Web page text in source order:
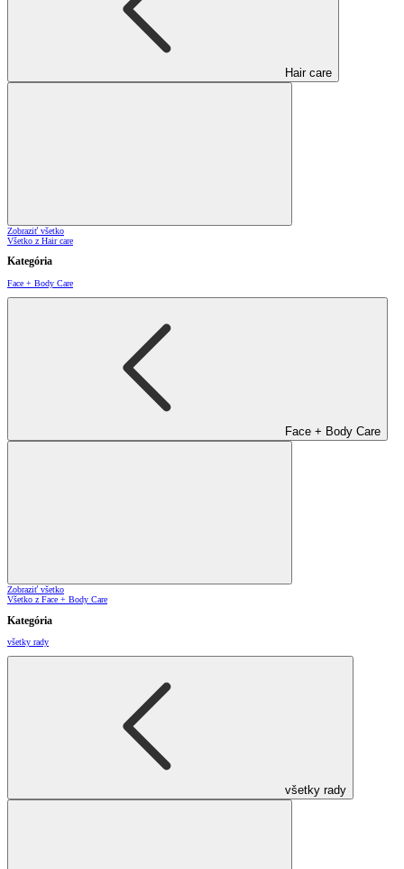
Hair care
Zobraziť všetko
Všetko z Hair care
Kategória
Face + Body Care
Face + Body Care
Zobraziť všetko
Všetko z Face + Body Care
Kategória
všetky rady
všetky rady